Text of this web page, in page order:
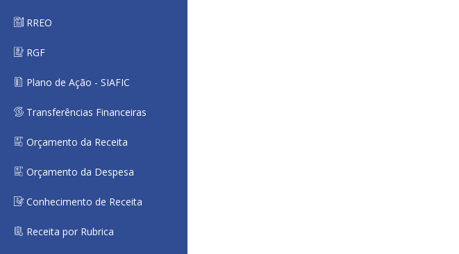
RREO
RGF
Plano de Ação - SIAFIC
Transferências Financeiras
Orçamento da Receita
Orçamento da Despesa
Conhecimento de Receita
Receita por Rubrica